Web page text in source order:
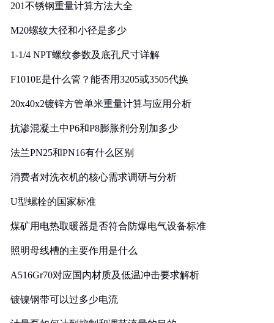
201不锈钢重量计算方法大全
M20螺纹大径和小径是多少
1-1/4 NPT螺纹参数及底孔尺寸详解
F1010E是什么管？能否用3205或3505代换
20x40x2镀锌方管单米重量计算与应用分析
抗渗混凝土中P6和P8膨胀剂分别加多少
法兰PN25和PN16有什么区别
消费者对洗衣机的核心需求调研与分析
U型螺栓的国家标准
煤矿用电热取暖器是否符合防爆电气设备标准
照明母线槽的主要作用是什么
A516Gr70对应国内材质及低温冲击要求解析
镀镍钢带可以过多少电流